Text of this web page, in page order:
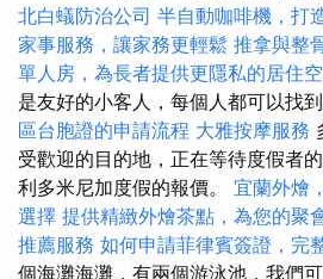
北白蟻防治公司 半自動咖啡機，打
家事服務，讓家務更輕鬆 推拿與整
單人房，為長者提供更隱私的居住
是友好的小客人，每個人都可以找
區台胞證的申請流程 大雅按摩服務
受歡迎的目的地，正在等待度假者
利多米尼加度假的報價。 宜蘭外燴
選擇 提供精緻外燴茶點，為您的聚
推薦服務 如何申請菲律賓簽證，完
個海灘海灘，有兩個游泳池，我們